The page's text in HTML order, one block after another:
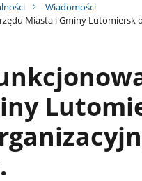
Wiadomości
Miasta i Gminy Lutomiersk